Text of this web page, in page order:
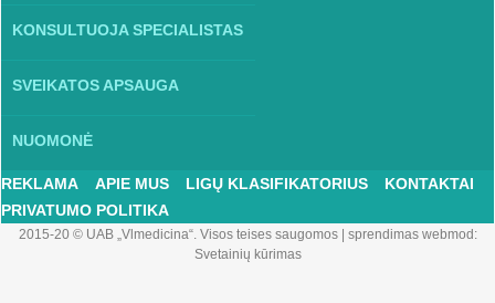
KONSULTUOJA SPECIALISTAS
SVEIKATOS APSAUGA
NUOMONĖ
REKLAMA APIE MUS LIGŲ KLASIFIKATORIUS
KONTAKTAI
PRIVATUMO POLITIKA
2015-20 © UAB „Vlmedicina“. Visos teises saugomos| sprendimas webmod:
Svetainių kūrimas